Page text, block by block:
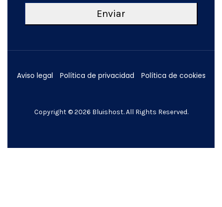
Copyright © 2026 Bluishost. All Rights Reserved.
Aviso legal Política de privacidad Política de cookies